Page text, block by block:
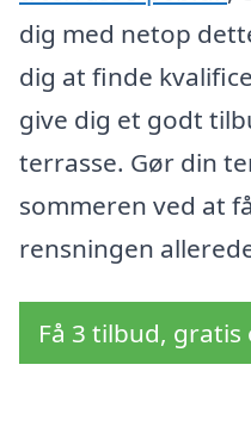
dig med netop
dig at finde
give dig et godt
terrasse. Gør din
sommeren ved at
rensningen
Få 3 tilbud,